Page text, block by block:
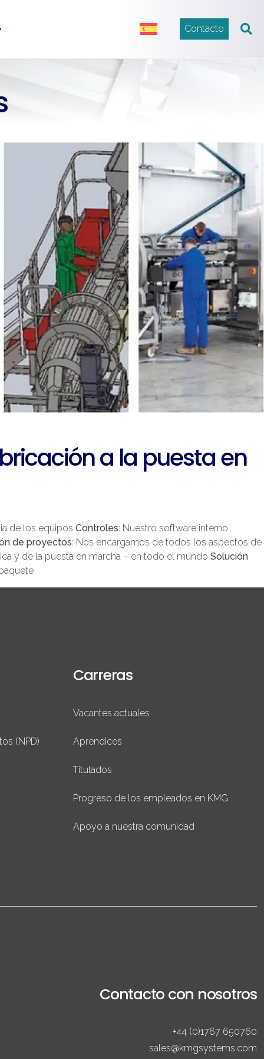
Contacto
a la puesta en
de los equipos Controles: Nuestro software interno
de proyectos: Nos encargamos de todos los aspectos de
y de la puesta en marcha – en todo el mundo Solución
(NPD)
Carreras
Vacantes actuales
Aprendices
Titulados
Progreso de los empleados en KMG
Apoyo a nuestra comunidad
Contacto con nosotros
+44 (0)1767 650760
sales@kmgsystems.com